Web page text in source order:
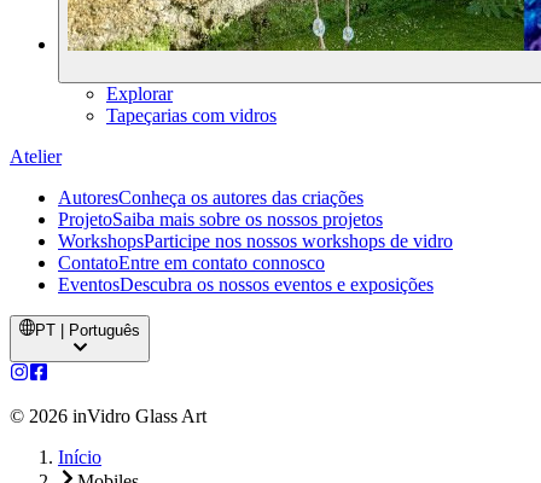
Explorar
Tapeçarias com vidros
Atelier
AutoresConheça os autores das criações
ProjetoSaiba mais sobre os nossos projetos
WorkshopsParticipe nos nossos workshops de vidro
ContatoEntre em contato connosco
EventosDescubra os nossos eventos e exposições
PT | Português
© 2026 inVidro Glass Art
Início